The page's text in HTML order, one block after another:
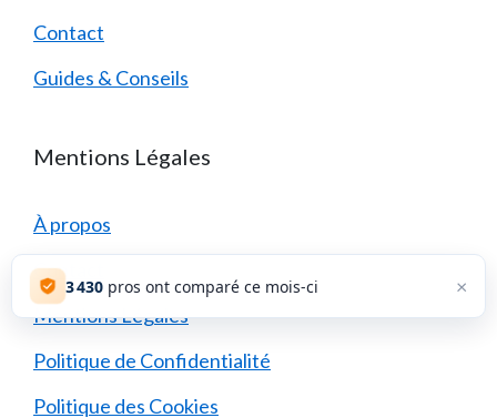
Contact
Guides & Conseils
Mentions Légales
À propos
Contact
Mentions Légales
Politique de Confidentialité
Politique des Cookies
3 432 pros ont comparé ce mois-ci ×